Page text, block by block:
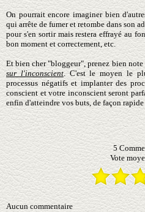
On pourrait encore imaginer bien
qui arrête de fumer et retombe dans son
pour s'en sortir mais restera effrayé au
bon moment et correctement, etc.
Et bien cher "bloggeur", prenez bien
sur l'inconscient. C'est le moyen le
processus négatifs et implanter des
conscient et votre inconscient seront
enfin d'atteindre vos buts, de façon
5
Vote
Aucun commentaire